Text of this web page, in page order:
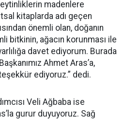
madenlere
kitaplarda adı geçen
önemli olan, doğanın
bitkinin, ağacın korunması ile
davet ediyorum. Burada
Ahmet Aras’a,
teşekkür ediyoruz.” dedi.
Veli Ağbaba ise
gurur duyuyoruz. Sağ